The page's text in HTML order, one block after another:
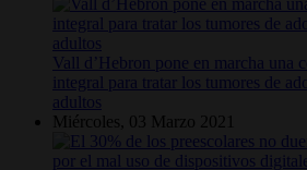
Vall d’Hebron pone en marcha una
integral para tratar los tumores de
adultos
Miércoles, 03 Marzo 2021